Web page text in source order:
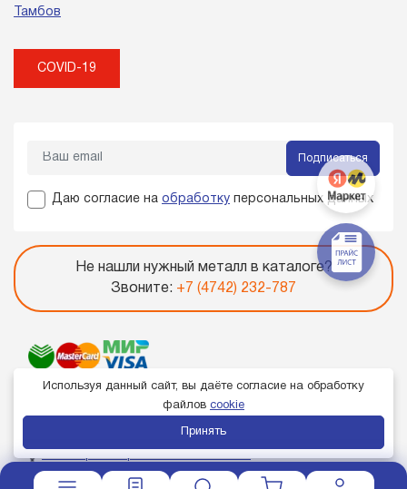
Тамбов
COVID-19
Подписаться
Даю согласие на обработку персональных данных
Не нашли нужный металл в каталоге?
Звоните: +7 (4742) 232-787
Используя данный сайт, вы даёте согласие на обработку
файлов cookie
Принять